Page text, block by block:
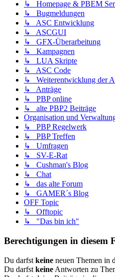
↳ Homepage & PBEM
↳ Bugmeldungen
↳ ASC Entwicklung
↳ ASCGUI
↳ GFX-Überarbeitung
↳ Kampagnen
↳ LUA Skripte
↳ ASC Code
↳ Weiterentwicklung der
↳ Anträge
↳ PBP online
↳ alte PBP2 Beiträge
Organisation und
↳ PBP Regelwerk
↳ PBP Treffen
↳ Umfragen
↳ SV-E-Rat
↳ Cushman's Blog
↳ Chat
↳ das alte Forum
↳ GAMER´s Blog
OFF Topic
↳ Offtopic
↳ "Das bin ich"
Berechtigungen in diesem
Du darfst keine neuen Themen in
Du darfst keine Antworten zu